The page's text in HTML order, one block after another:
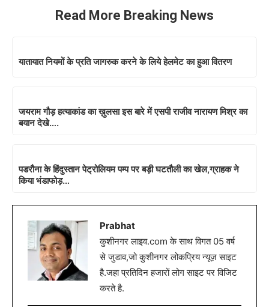
Read More Breaking News
यातायात नियमों के प्रति जागरुक करने के लिये हेलमेट का हुआ वितरण
जयराम गौड़ हत्याकांड का ख़ुलसा इस बारे में एसपी राजीव नारायण मिश्र का
बयान देखे….
पडरौना के हिंदुस्तान पेट्रोलियम पम्प पर बड़ी घटतौली का खेल,ग्राहक ने
किया भंडाफोड़…
Prabhat
कुशीनगर लाइव.com के साथ विगत 05 वर्ष
से जुडाव,जो कुशीनगर लोकप्रिय न्यूज़ साइट
है.जहा प्रतिदिन हजारों लोग साइट पर विजिट
करते है.